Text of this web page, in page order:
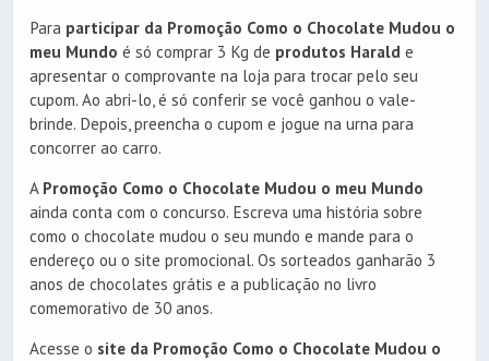
Para participar da Promoção Como o Chocolate Mudou o
meu Mundo é só comprar 3 Kg de produtos Harald e
apresentar o comprovante na loja para trocar pelo seu
cupom. Ao abri-lo, é só conferir se você ganhou o vale-
brinde. Depois, preencha o cupom e jogue na urna para
concorrer ao carro.
A Promoção Como o Chocolate Mudou o meu Mundo
ainda conta com o concurso. Escreva uma história sobre
como o chocolate mudou o seu mundo e mande para o
endereço ou o site promocional. Os sorteados ganharão 3
anos de chocolates grátis e a publicação no livro
comemorativo de 30 anos.
Acesse o site da Promoção Como o Chocolate Mudou o